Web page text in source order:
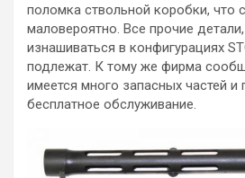
поломка ствольной коробки, что
маловероятно. Все прочие
изнашиваться в конфигурациях
подлежат. К тому же фирма
имеется много запасных частей и
бесплатное обслуживание.